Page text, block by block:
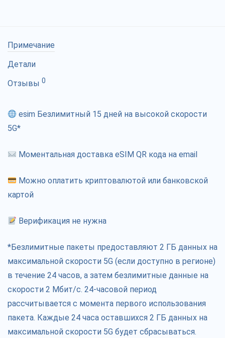
Примечание
Детали
Отзывы 0
esim Безлимитный 15 дней на высокой скорости
5G*
Моментальная доставка eSIM QR кода на email
Можно оплатить криптовалютой или банковской
картой
Верификация не нужна
*Безлимитные пакеты предоставляют 2 ГБ данных на
максимальной скорости 5G (если доступно в регионе)
в течение 24 часов, а затем безлимитные данные на
скорости 2 Мбит/с. 24-часовой период
рассчитывается с момента первого использования
пакета. Каждые 24 часа оставшихся 2 ГБ данных на
максимальной скорости 5G будет сбрасываться.